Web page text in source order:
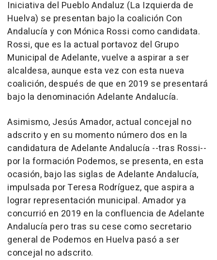
Iniciativa del Pueblo Andaluz (La Izquierda de
Huelva) se presentan bajo la coalición Con
Andalucía y con Mónica Rossi como candidata.
Rossi, que es la actual portavoz del Grupo
Municipal de Adelante, vuelve a aspirar a ser
alcaldesa, aunque esta vez con esta nueva
coalición, después de que en 2019 se presentará
bajo la denominación Adelante Andalucía.
Asimismo, Jesús Amador, actual concejal no
adscrito y en su momento número dos en la
candidatura de Adelante Andalucía --tras Rossi--
por la formación Podemos, se presenta, en esta
ocasión, bajo las siglas de Adelante Andalucía,
impulsada por Teresa Rodríguez, que aspira a
lograr representación municipal. Amador ya
concurrió en 2019 en la confluencia de Adelante
Andalucía pero tras su cese como secretario
general de Podemos en Huelva pasó a ser
concejal no adscrito.